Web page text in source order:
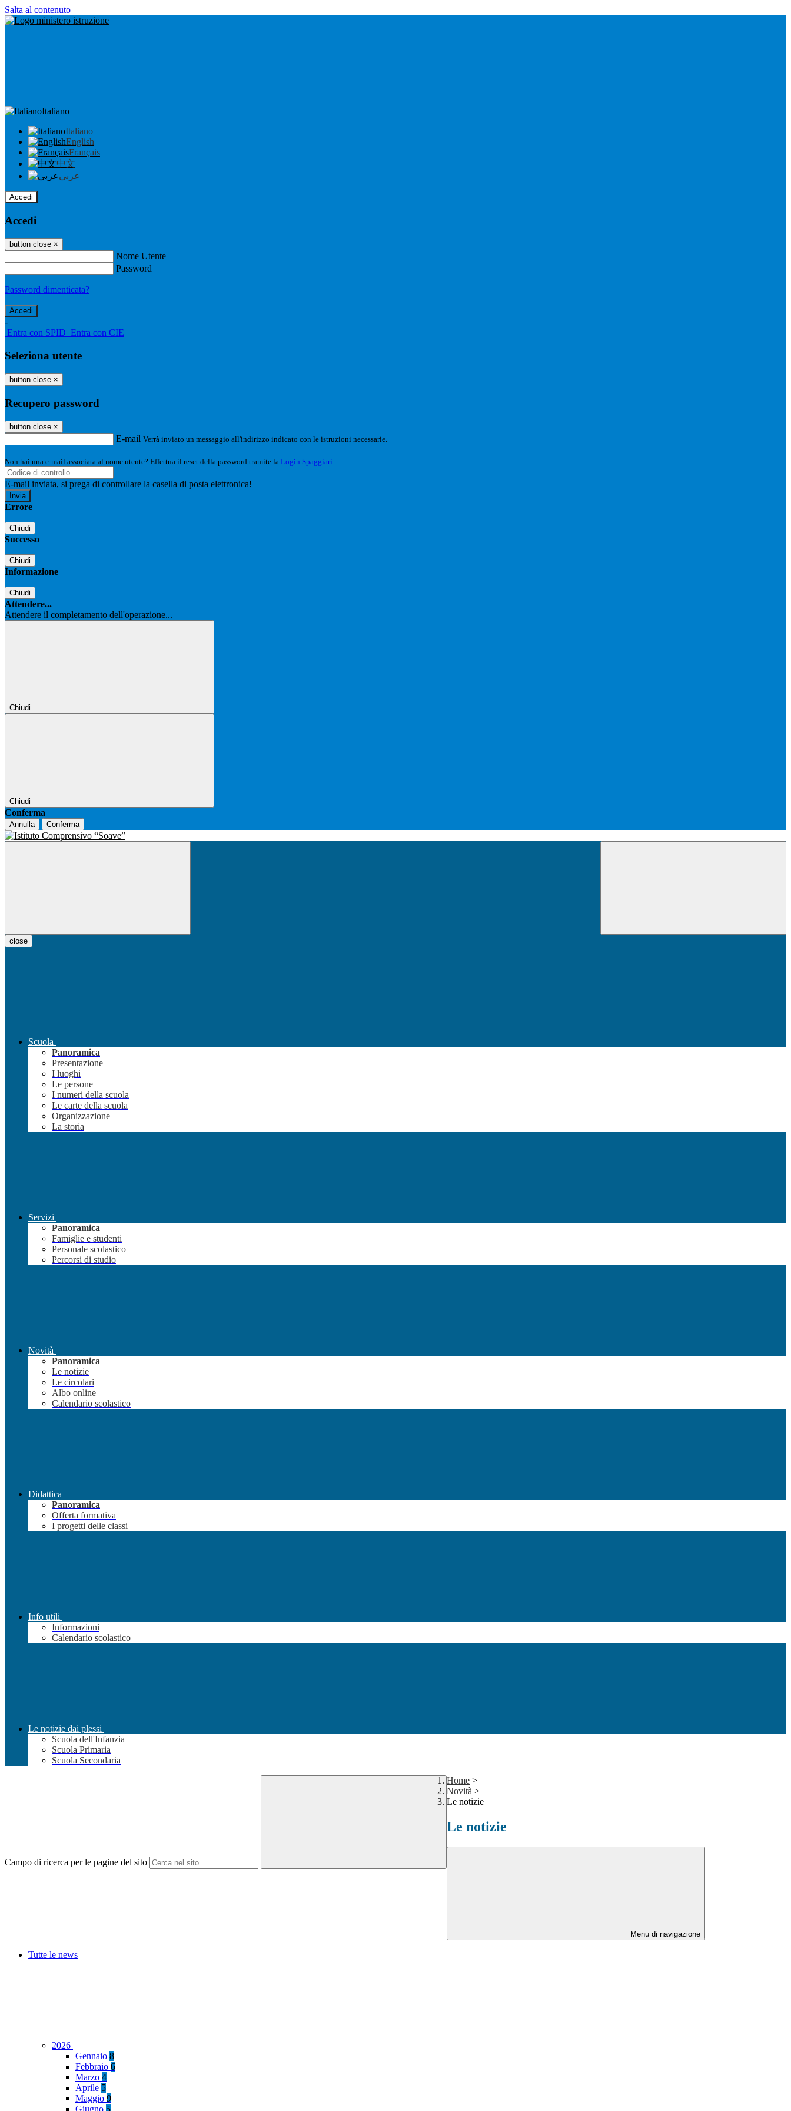
Salta al contenuto
Italiano
Italiano
English
Français
中文
عربى
Accedi
Accedi
button close ×
Nome Utente
Password
Password dimenticata?
-
Entra con SPID Entra con CIE
Seleziona utente
button close ×
Recupero password
button close ×
E-mail Verrà inviato un messaggio all'indirizzo indicato con le istruzioni necessarie.
Non hai una e-mail associata al nome utente? Effettua il reset della password tramite la Login Spaggiari
E-mail inviata, si prega di controllare la casella di posta elettronica!
Errore
Chiudi
Successo
Chiudi
Informazione
Chiudi
Attendere...
Attendere il completamento dell'operazione...
Chiudi
Chiudi
Conferma
Annulla Conferma
close
Scuola
Panoramica
Presentazione
I luoghi
Le persone
I numeri della scuola
Le carte della scuola
Organizzazione
La storia
Servizi
Panoramica
Famiglie e studenti
Personale scolastico
Percorsi di studio
Novità
Panoramica
Le notizie
Le circolari
Albo online
Calendario scolastico
Didattica
Panoramica
Offerta formativa
I progetti delle classi
Info utili
Informazioni
Calendario scolastico
Le notizie dai plessi
Scuola dell'Infanzia
Scuola Primaria
Scuola Secondaria
Campo di ricerca per le pagine del sito
Home >
Novità >
Le notizie
Le notizie
Menu di navigazione
Tutte le news
2026
Gennaio 8
Febbraio 6
Marzo 4
Aprile 5
Maggio 9